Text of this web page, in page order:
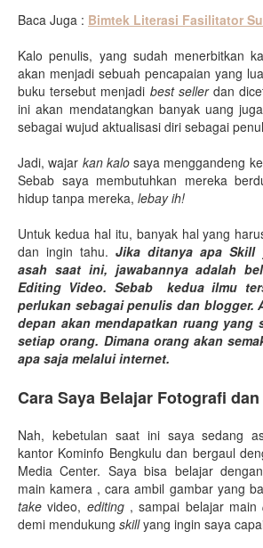
Baca Juga : Bimtek Literasi Fasilitator
Kalo penulis, yang sudah menerbitkan
akan menjadi sebuah pencapaian yang
buku tersebut menjadi best sellerdan
ini akan mendatangkan banyak uang
sebagai wujud aktualisasi diri sebagai
Jadi, wajar kan kalosaya menggandeng
Sebab saya membutuhkan mereka
hidup tanpa mereka, lebay ih!
Untuk kedua hal itu, banyak hal yang
dan ingin tahu. Jika ditanya apa Skill
asah saat ini, jawabannya adalah
Editing Video. Sebab kedua ilmu
perlukan sebagai penulis dan blogger.
depan akan mendapatkan ruang yang
setiap orang. Dimana orang akan
apa saja melalui internet.
Cara Saya Belajar Fotografi
Nah, kebetulan saat ini saya sedang
kantor Kominfo Bengkulu dan bergaul
Media Center. Saya bisa belajar
main kamera , cara ambil gambar yang
take video, editing , sampai belajar main
demi mendukung skillyang ingin saya